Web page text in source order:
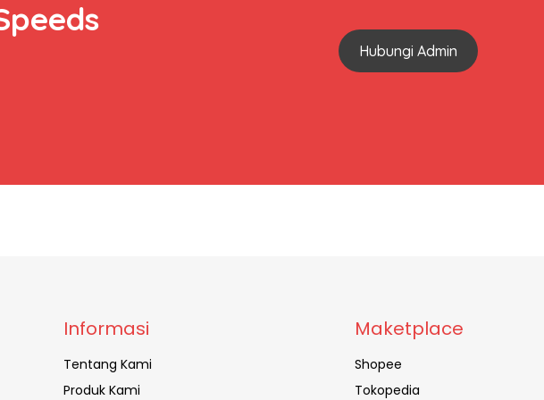
Hubungi Admin
Informasi
Tentang Kami
Produk Kami
Maketplace
Shopee
Tokopedia